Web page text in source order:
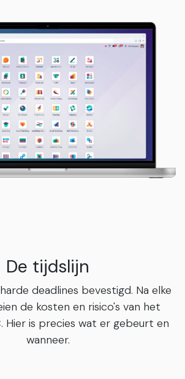
De tijdslijn
deadlines bevestigd. Na elke
de kosten en risico's van het
Hier is precies wat er gebeurt en
wanneer.